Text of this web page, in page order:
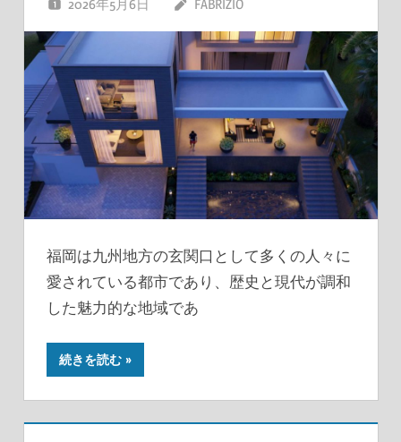
2026年5月6日 FABRIZIO
福岡は九州地方の玄関口として多くの人々に
愛されている都市であり、歴史と現代が調和
した魅力的な地域であ
続きを読む